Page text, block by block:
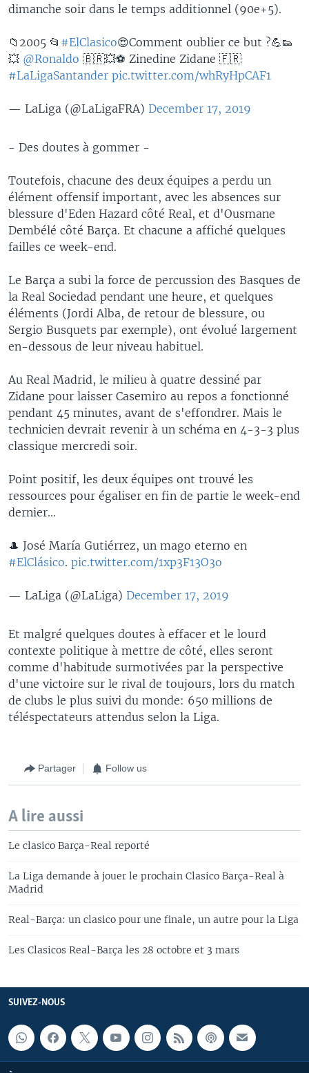
dimanche soir dans le temps additionnel (90e+5).
📁2005 📂 #ElClasico😍Comment oublier ce but ?💪👟
💥 @Ronaldo 🇧🇷💥⚽ Zinedine Zidane 🇫🇷
#LaLigaSantander pic.twitter.com/whRyHpCAF1
— LaLiga (@LaLigaFRA) December 17, 2019
- Des doutes à gommer -
Toutefois, chacune des deux équipes a perdu un
élément offensif important, avec les absences sur
blessure d'Eden Hazard côté Real, et d'Ousmane
Dembélé côté Barça. Et chacune a affiché quelques
failles ce week-end.
Le Barça a subi la force de percussion des Basques de
la Real Sociedad pendant une heure, et quelques
éléments (Jordi Alba, de retour de blessure, ou
Sergio Busquets par exemple), ont évolué largement
en-dessous de leur niveau habituel.
Au Real Madrid, le milieu à quatre dessiné par
Zidane pour laisser Casemiro au repos a fonctionné
pendant 45 minutes, avant de s'effondrer. Mais le
technicien devrait revenir à un schéma en 4-3-3 plus
classique mercredi soir.
Point positif, les deux équipes ont trouvé les
ressources pour égaliser en fin de partie le week-end
dernier...
🎩 José María Gutiérrez, un mago eterno en
#ElClásico. pic.twitter.com/1xp3F13O3o
— LaLiga (@LaLiga) December 17, 2019
Et malgré quelques doutes à effacer et le lourd
contexte politique à mettre de côté, elles seront
comme d'habitude surmotivées par la perspective
d'une victoire sur le rival de toujours, lors du match
de clubs le plus suivi du monde: 650 millions de
téléspectateurs attendus selon la Liga.
Partager Follow us
A lire aussi
Le clasico Barça-Real reporté
La Liga demande à jouer le prochain Clasico Barça-Real à
Madrid
Real-Barça: un clasico pour une finale, un autre pour la Liga
Les Clasicos Real-Barça les 28 octobre et 3 mars
SUIVEZ-NOUS